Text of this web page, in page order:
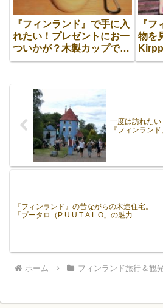
『フィンランド』で手に入
れたい！プレゼントにお一
ついかが？木製カップで幸
福に。
『
物を
何！
一度は訪れた
『フィンラン
『フィンランド』の昔ながらの木造住宅。
「プータロ（P U U T A L O」の魅力
ホーム フィンランド旅行＆観